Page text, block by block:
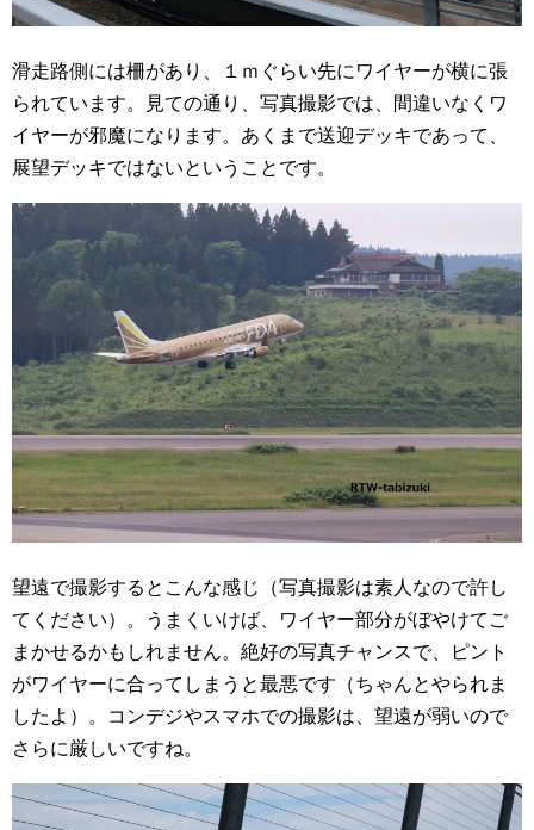
滑走路側には柵があり、１ｍぐらい先にワイヤーが横に張
られています。見ての通り、写真撮影では、間違いなくワ
イヤーが邪魔になります。あくまで送迎デッキであって、
展望デッキではないということです。
望遠で撮影するとこんな感じ（写真撮影は素人なので許し
てください）。うまくいけば、ワイヤー部分がぼやけてご
まかせるかもしれません。絶好の写真チャンスで、ピント
がワイヤーに合ってしまうと最悪です（ちゃんとやられま
したよ）。コンデジやスマホでの撮影は、望遠が弱いので
さらに厳しいですね。